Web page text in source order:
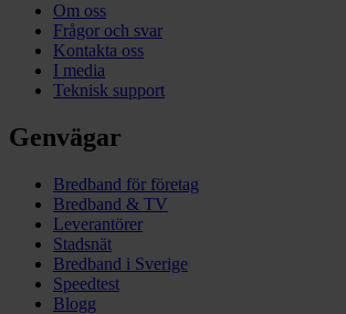
Om oss
Frågor och svar
Kontakta oss
I media
Teknisk support
Genvägar
Bredband för företag
Bredband & TV
Leverantörer
Stadsnät
Bredband i Sverige
Speedtest
Blogg